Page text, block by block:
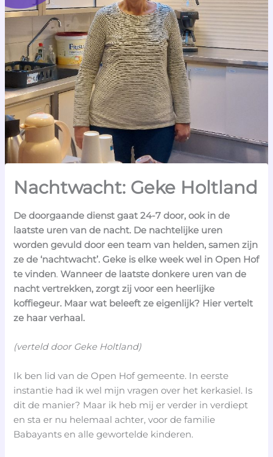
Nachtwacht: Geke Holtland
De doorgaande dienst gaat 24-7 door, ook in de
laatste uren van de nacht. De nachtelijke uren
worden gevuld door een team van helden, samen zijn
ze de ‘nachtwacht’. Geke is elke week wel in Open Hof
te vinden.Wanneer de laatste donkere uren van de
nacht vertrekken, zorgt zij voor een heerlijke
koffiegeur. Maar wat beleeft ze eigenlijk? Hier vertelt
ze haar verhaal.
(verteld door Geke Holtland)
Ik ben lid van de Open Hof gemeente. In eerste
instantie had ik wel mijn vragen over het kerkasiel. Is
dit de manier? Maar ik heb mij er verder in verdiept
en sta er nu helemaal achter, voor de familie
Babayants en alle gewortelde kinderen.